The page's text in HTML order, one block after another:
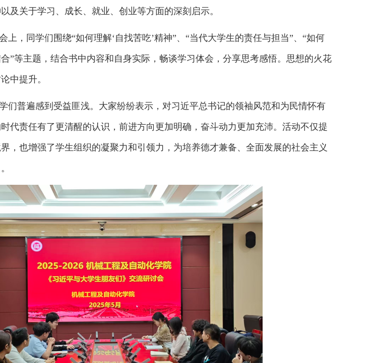
及关于学习、成长、就业、创业等方面的深刻启示。
上，同学们围绕“如何理解‘自找苦吃’精神”、“当代大学生的责任与担当”、“如何
”等主题，结合书中内容和自身实际，畅谈学习体会，分享思考感悟。思想的火花
中提升。
们普遍感到受益匪浅。大家纷纷表示，对习近平总书记的领袖风范和为民情怀有
代责任有了更清醒的认识，前进方向更加明确，奋斗动力更加充沛。活动不仅提
，也增强了学生组织的凝聚力和引领力，为培养德才兼备、全面发展的社会主义